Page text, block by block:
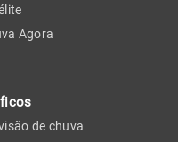
Agora
de chuva